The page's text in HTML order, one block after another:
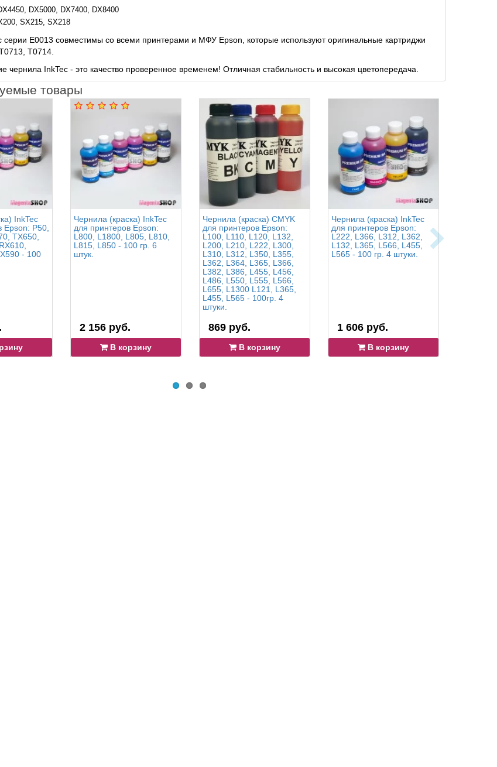
DX5000, DX7400, DX8400
SX215, SX218
серии E0013 совместимы со всеми принтерами и МФУ Epson, которые используют оригинальные картриджи
T0714.
чернила InkTec - это качество проверенное временем! Отличная стабильность и высокая цветопередача.
товары
InkTec
Epson: P50,
TX650,
- 100
Чернила (краска) InkTec
для принтеров Epson:
L800, L1800, L805, L810,
L815, L850 - 100 гр. 6
штук.
2 156 руб.
В корзину
Чернила (краска) CMYK
для принтеров Epson:
L100, L110, L120, L132,
L200, L210, L222, L300,
L310, L312, L350, L355,
L362, L364, L365, L366,
L382, L386, L455, L456,
L486, L550, L555, L566,
L655, L1300 L121, L365,
L455, L565 - 100гр. 4
штуки.
869 руб.
В корзину
Чернила (краска) InkTec
для принтеров Epson:
L222, L366, L312, L362,
L132, L365, L566, L455,
L565 - 100 гр. 4 штуки.
1 606 руб.
В корзину